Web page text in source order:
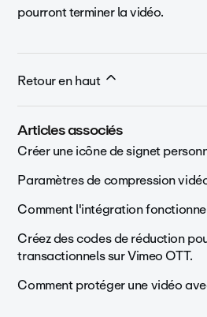
pourront terminer la vidéo.
Retour en haut
Articles associés
Créer une icône de signet
Paramètres de compression
Comment l'intégration
Créez des codes de réduction
transactionnels sur Vimeo OTT.
Comment protéger une vidéo